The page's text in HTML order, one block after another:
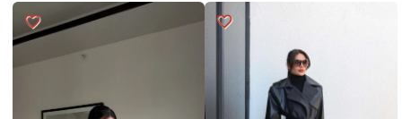
favorite_border
favorite_border